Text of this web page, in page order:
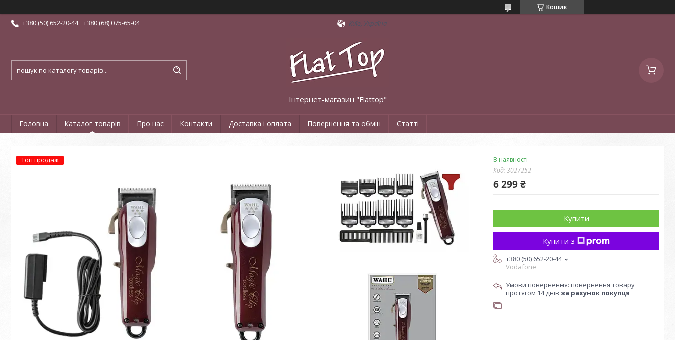
Кошик
+380 (50) 652-20-44 +380 (68) 075-65-04 Київ, Україна
Інтернет-магазин "Flattop"
Головна Каталог товарів Про нас Контакти Доставка і оплата Повернення та обмін Статті
Топ продаж
В наявності
Код:3027252
6 299 ₴
Купити
Купити з
+380 (50) 652-20-44
Vodafone
повернення товару
протягом 14 днів за рахунок покупця